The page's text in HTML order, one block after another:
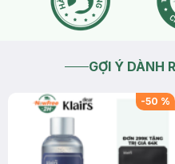
GỢI Ý DÀNH
-50 %